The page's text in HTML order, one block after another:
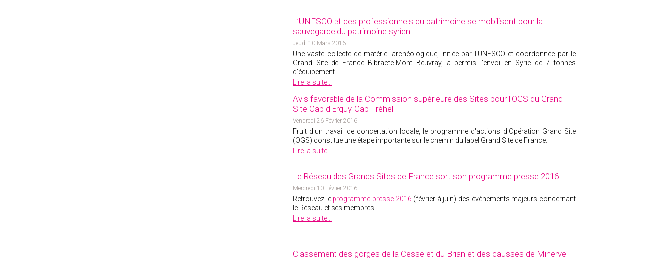
L’UNESCO et des professionnels du patrimoine se mobilisent pour la
sauvegarde du patrimoine syrien
Jeudi 10 Mars 2016
Une vaste collecte de matériel archéologique, initiée par l'UNESCO et coordonnée par le
Grand Site de France Bibracte-Mont Beuvray, a permis l'envoi en Syrie de 7 tonnes
d'équipement.
Lire la suite...
Avis favorable de la Commission supérieure des Sites pour l'OGS du Grand
Site Cap d'Erquy-Cap Fréhel
Vendredi 26 Février 2016
Fruit d'un travail de concertation locale, le programme d'actions d'Opération Grand Site
(OGS) constitue une étape importante sur le chemin du label Grand Site de France.
Lire la suite...
Le Réseau des Grands Sites de France sort son programme presse 2016
Mercredi 10 Février 2016
Retrouvez le programme presse 2016 (février à juin) des évènements majeurs concernant
le Réseau et ses membres.
Lire la suite...
Classement des gorges de la Cesse et du Brian et des causses de Minerve